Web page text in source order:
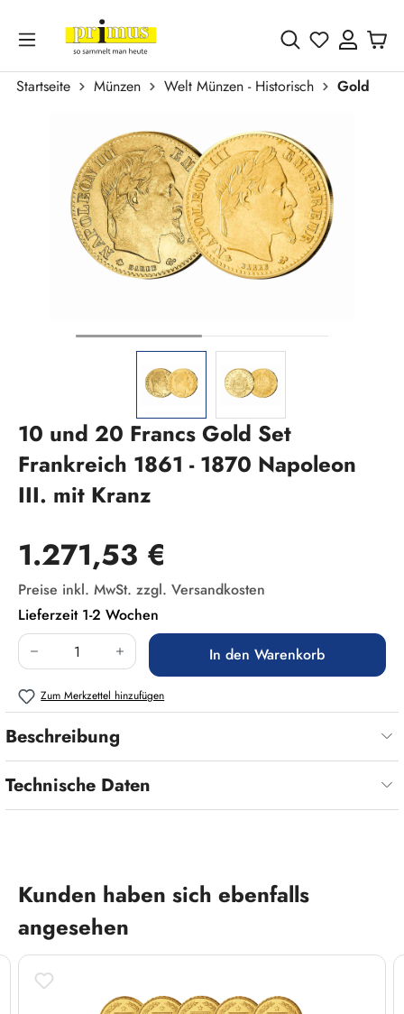
Zum Hauptinhalt springen
Du hast 0
Startseite Münzen Welt Münzen - Historisch
Gold
10 und 20 Francs Gold Set
Frankreich 1861 - 1870 Napoleon
III. mit Kranz
Regulärer Preis:
1.271,53 €
Preise inkl. MwSt. zzgl. Versandkosten
Lieferzeit 1-2 Wochen
Produkt Anzahl: Gib den gewünschten Wert
In den Warenkorb
Zum Merkzettel hinzufügen
Beschreibung
Technische Daten
Produktgalerie überspringen
Kunden haben sich ebenfalls
angesehen